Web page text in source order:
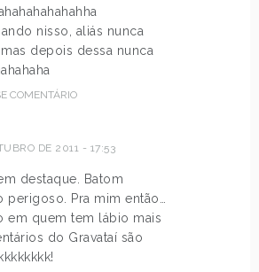
nisso, aliás nunca
depois dessa nunca
COMENTÁRIO
DE 2011 - 17:53
destaque. Batom
Pra mim então…
em quem tem lábio mais
do Gravataí são